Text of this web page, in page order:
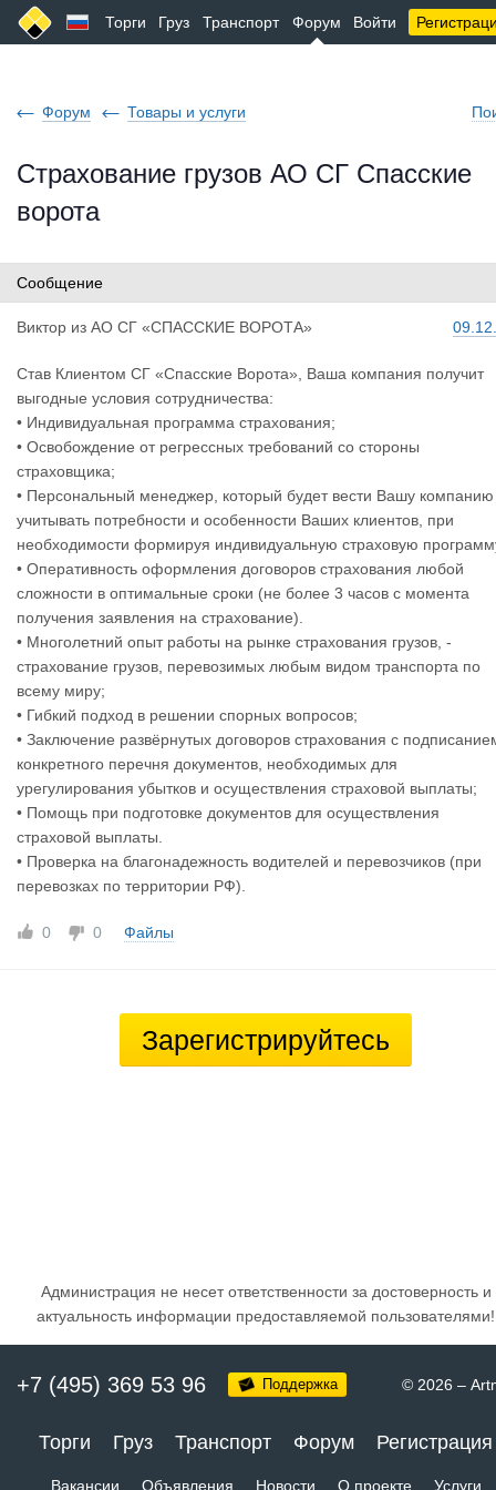
Торги Груз Транспорт Форум Войти
Форум Товары и услуги
Страхование грузов АО СГ Спасские
ворота
Сообщение
Виктор из АО СГ «СПАССКИЕ ВОРОТА»
Став Клиентом СГ «Спасские Ворота», Ваша компания получит
выгодные условия сотрудничества:
• Индивидуальная программа страхования;
• Освобождение от регрессных требований со стороны
страховщика;
• Персональный менеджер, который будет вести Вашу
учитывать потребности и особенности Ваших клиентов, при
необходимости формируя индивидуальную страховую
• Оперативность оформления договоров страхования любой
сложности в оптимальные сроки (не более 3 часов с момента
получения заявления на страхование).
• Многолетний опыт работы на рынке страхования грузов, -
страхование грузов, перевозимых любым видом транспорта по
всему миру;
• Гибкий подход в решении спорных вопросов;
• Заключение развёрнутых договоров страхования с
конкретного перечня документов, необходимых для
урегулирования убытков и осуществления страховой выплаты;
• Помощь при подготовке документов для осуществления
страховой выплаты.
• Проверка на благонадежность водителей и перевозчиков (при
перевозках по территории РФ).
0 0 Файлы
Зарегистрируйтесь
Администрация не несет ответственности за достоверность и
актуальность информации предоставляемой пользователями!
+7 (495) 369 53 96 Поддержка © 2026 –
Торги Груз Транспорт Форум Регистрация
Вакансии Объявления Новости О проекте Услуги